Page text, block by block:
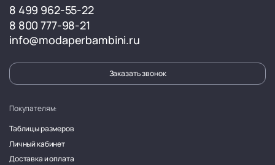
8 499 962-55-22
8 800 777-98-21
info@modaperbambini.ru
Заказать звонок
Покупателям:
Таблицы размеров
Личный кабинет
Доставка и оплата